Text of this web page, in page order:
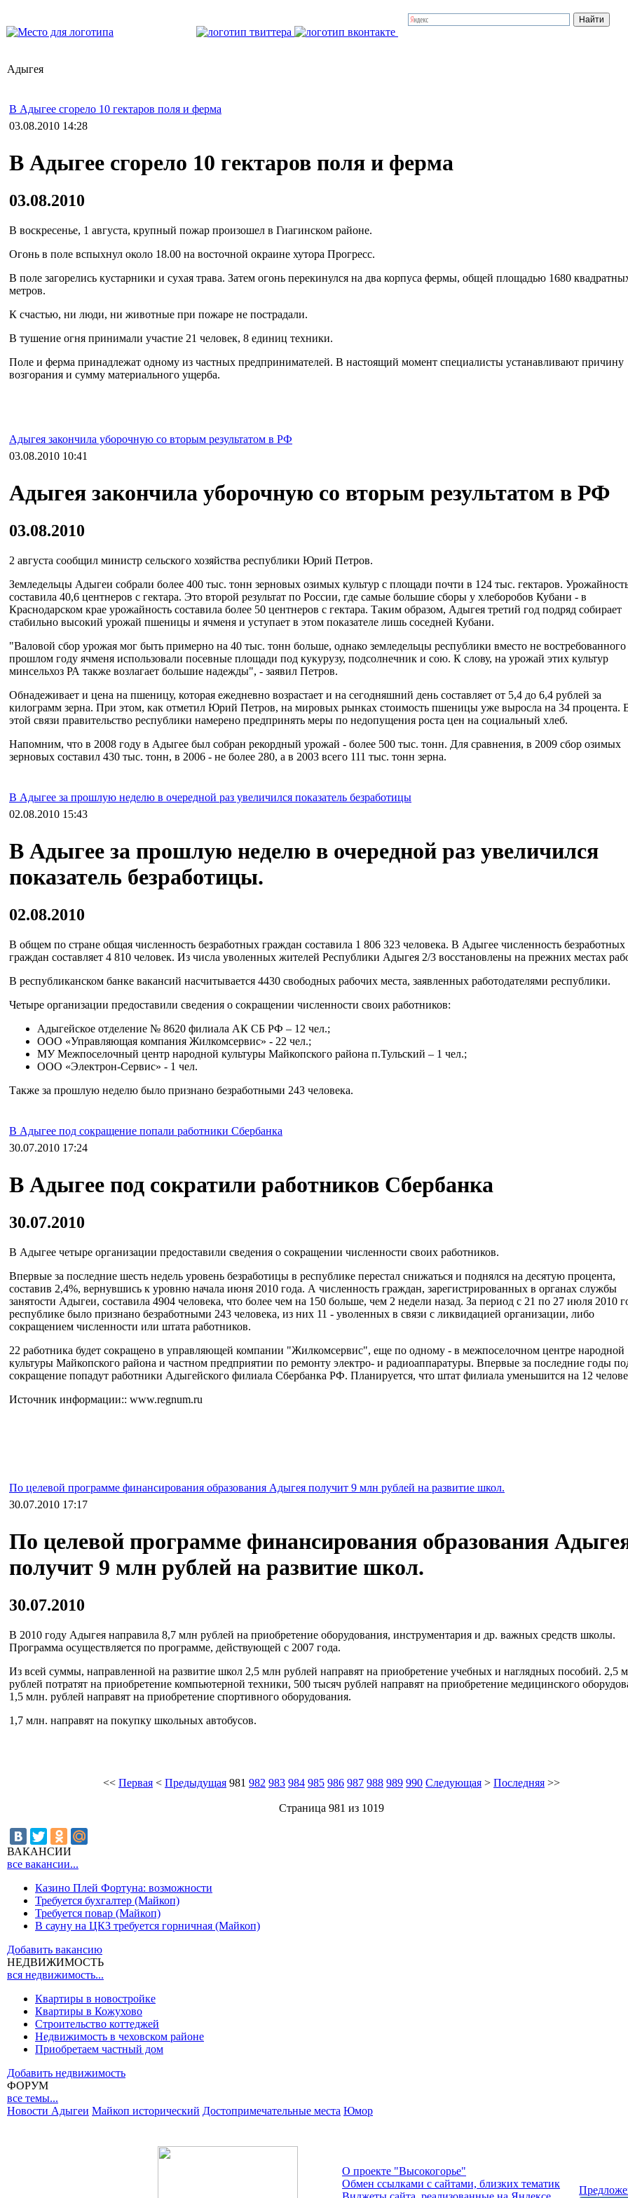
Адыгея
В Адыгее сгорело 10 гектаров поля и ферма
03.08.2010 14:28
В Адыгее сгорело 10 гектаров поля и ферма
03.08.2010
В воскресенье, 1 августа, крупный пожар произошел в Гиагинском районе.
Огонь в поле вспыхнул около 18.00 на восточной окраине хутора Прогресс.
В поле загорелись кустарники и сухая трава. Затем огонь перекинулся на два корпуса фермы, общей площадью 1680
метров.
К счастью, ни люди, ни животные при пожаре не пострадали.
В тушение огня принимали участие 21 человек, 8 единиц техники.
Поле и ферма принадлежат одному из частных предпринимателей. В настоящий момент специалисты устанавливают причину
возгорания и сумму материального ущерба.
Адыгея закончила уборочную со вторым результатом в РФ
03.08.2010 10:41
Адыгея закончила уборочную со вторым результатом в РФ
03.08.2010
2 августа сообщил министр сельского хозяйства республики Юрий Петров.
Земледельцы Адыгеи собрали более 400 тыс. тонн зерновых озимых культур с площади почти в 124 тыс. гектаров.
составила 40,6 центнеров с гектара. Это второй результат по России, где самые большие сборы у хлеборобов Кубани - в
Краснодарском крае урожайность составила более 50 центнеров с гектара. Таким образом, Адыгея третий год подряд собирает
стабильно высокий урожай пшеницы и ячменя и уступает в этом показателе лишь соседней Кубани.
"Валовой сбор урожая мог быть примерно на 40 тыс. тонн больше, однако земледельцы республики вместо не востребованного
прошлом году ячменя использовали посевные площади под кукурузу, подсолнечник и сою. К слову, на урожай этих культур
минсельхоз РА также возлагает большие надежды", - заявил Петров.
Обнадеживает и цена на пшеницу, которая ежедневно возрастает и на сегодняшний день составляет от 5,4 до 6,4 рублей за
килограмм зерна. При этом, как отметил Юрий Петров, на мировых рынках стоимость пшеницы уже выросла на 34 процента.
этой связи правительство республики намерено предпринять меры по недопущения роста цен на социальный хлеб.
Напомним, что в 2008 году в Адыгее был собран рекордный урожай - более 500 тыс. тонн. Для сравнения, в 2009 сбор озимых
зерновых составил 430 тыс. тонн, в 2006 - не более 280, а в 2003 всего 111 тыс. тонн зерна.
В Адыгее за прошлую неделю в очередной раз увеличился показатель безработицы
02.08.2010 15:43
В Адыгее за прошлую неделю в очередной раз увеличился
показатель безработицы.
02.08.2010
В общем по стране общая численность безработных граждан составила 1 806 323 человека. В Адыгее численность безработных
граждан составляет 4 810 человек. Из числа уволенных жителей Республики Адыгея 2/3 восстановлены на прежних местах
В республиканском банке вакансий насчитывается 4430 свободных рабочих места, заявленных работодателями республики.
Четыре организации предоставили сведения о сокращении численности своих работников:
Адыгейское отделение № 8620 филиала АК СБ РФ – 12 чел.;
ООО «Управляющая компания Жилкомсервис» - 22 чел.;
МУ Межпоселочный центр народной культуры Майкопского района п.Тульский – 1 чел.;
ООО «Электрон-Сервис» - 1 чел.
Также за прошлую неделю было признано безработными 243 человека.
В Адыгее под сокращение попали работники Сбербанка
30.07.2010 17:24
В Адыгее под сократили работников Сбербанка
30.07.2010
В Адыгее четыре организации предоставили сведения о сокращении численности своих работников.
Впервые за последние шесть недель уровень безработицы в республике перестал снижаться и поднялся на десятую процента,
составив 2,4%, вернувшись к уровню начала июня 2010 года. А численность граждан, зарегистрированных в органах службы
занятости Адыгеи, составила 4904 человека, что более чем на 150 больше, чем 2 недели назад. За период с 21 по 27 июля 2010
республике было признано безработными 243 человека, из них 11 - уволенных в связи с ликвидацией организации, либо
сокращением численности или штата работников.
22 работника будет сокращено в управляющей компании "Жилкомсервис", еще по одному - в межпоселочном центре народной
культуры Майкопского района и частном предприятии по ремонту электро- и радиоаппаратуры. Впервые за последние годы
сокращение попадут работники Адыгейского филиала Сбербанка РФ. Планируется, что штат филиала уменьшится на 12
Источник информации:: www.regnum.ru
По целевой программе финансирования образования Адыгея получит 9 млн рублей на развитие школ.
30.07.2010 17:17
По целевой программе финансирования образования
получит 9 млн рублей на развитие школ.
30.07.2010
В 2010 году Адыгея направила 8,7 млн рублей на приобретение оборудования, инструментария и др. важных средств школы.
Программа осуществляется по программе, действующей с 2007 года.
Из всей суммы, направленной на развитие школ 2,5 млн рублей направят на приобретение учебных и наглядных пособий. 2,5
рублей потратят на приобретение компьютерной техники, 500 тысяч рублей направят на приобретение медицинского
1,5 млн. рублей направят на приобретение спортивного оборудования.
1,7 млн. направят на покупку школьных автобусов.
<< Первая < Предыдущая 981 982 983 984 985 986 987 988 989 990 Следующая > Последняя >>
Страница 981 из 1019
ВАКАНСИИ
все вакансии...
Казино Плей Фортуна: возможности
Требуется бухгалтер (Майкоп)
Требуется повар (Майкоп)
В сауну на ЦКЗ требуется горничная (Майкоп)
Добавить вакансию
НЕДВИЖИМОСТЬ
вся недвижимость...
Квартиры в новостройке
Квартиры в Кожухово
Строительство коттеджей
Недвижимость в чеховском районе
Приобретаем частный дом
Добавить недвижимость
ФОРУМ
все темы...
Новости Адыгеи Майкоп исторический Достопримечательные места Юмор
О проекте "Высокогорье"
Обмен ссылками c сайтами, близких тематик